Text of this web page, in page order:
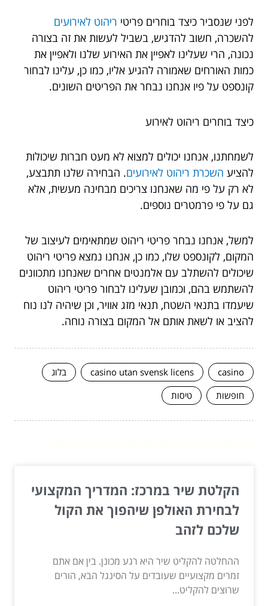
לפני שנסביר כיצד בוחרים פריטי ריהוט לאירועים
להשכרה, חשוב להדגיש, בשביל לעשות את זה בצורה
נכונה, הרי שעלינו לאפיין את האירוע שלנו ולאפיין את
כמות האורחים שאמורה להגיע אליו, כמו כן, עלינו לבחור
קונספט על פיו אנחנו נבחר את הפריטים השונים.
כיצד בוחרים ריהוט לאירוע
לשמחתנו, אנחנו יכולים למצוא לא מעט חברות שיכולות
להציע השכרת ריהוט לאירועים. הבחירה שלנו תתבצע,
לא רק על פי מה שאנחנו צריכים מבחינה מעשית, אלא
גם על פי פרמטרים נוספים.
למשל, אנחנו נבחר פריטי ריהוט שמתאימים לעיצוב של
המקום, לקונספט שלו, כמו כן, אנחנו נמצא פריטי ריהוט
שיכולים להשתלב עם אלמנטים אחרים שאנחנו מתכוונים
להשתמש בהם, וכמובן שעלינו לבחור פריטי ריהוט
שיעמדו בתנאי השטח, תנאי מזג אוויר, וכן שיהיה לנו נוח
להציב או לשאת אותם אל המקום בצורה נוחה.
casino
casino utan svensk licens
בלוג
חופשות
טיסות
הקלטת שיר במרכז: המדריך המקצועי
לבחירת האולפן שיהפוך את הקול
שלכם לזהב
ההחלטה להקליט שיר היא רגע מכונן. בין אם אתם
זמרים מקצועיים שעובדים על הסינגל הבא, הורים
שרוצים להקליט...